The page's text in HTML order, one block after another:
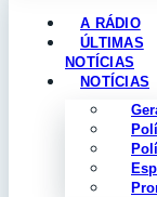
A RÁDIO
ÚLTIMAS
NOTÍCIAS
NOTÍCIAS